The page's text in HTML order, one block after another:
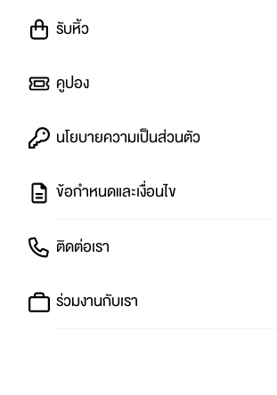
รับหิ้ว
คูปอง
นโยบายความเป็นส่วนตัว
ข้อกำหนดและเงื่อนไข
ติดต่อเรา
ร่วมงานกับเรา